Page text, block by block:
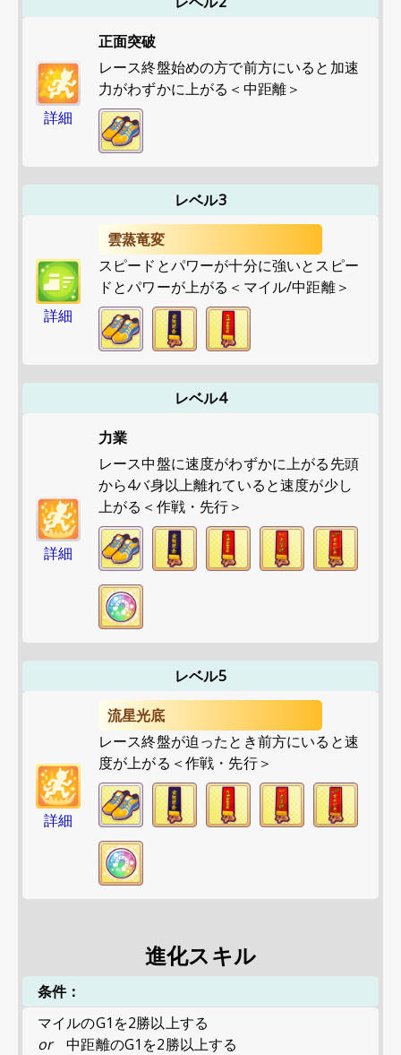
詳細
正面突破
レース終盤始めの方で前方にいると加速
力がわずかに上がる＜中距離＞
レベル3
詳細
雲蒸竜変
スピードとパワーが十分に強いとスピー
ドとパワーが上がる＜マイル/中距離＞
レベル4
詳細
力業
レース中盤に速度がわずかに上がる先頭
から4バ身以上離れていると速度が少し
上がる＜作戦・先行＞
レベル5
詳細
流星光底
レース終盤が迫ったとき前方にいると速
度が上がる＜作戦・先行＞
進化スキル
条件：
マイルのG1を2勝以上する
or
中距離のG1を2勝以上する